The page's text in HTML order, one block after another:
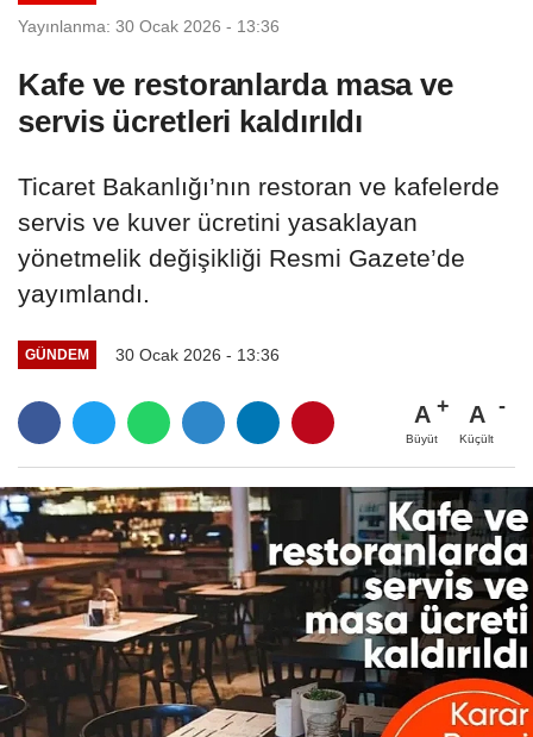
Yayınlanma: 30 Ocak 2026 - 13:36
Kafe ve restoranlarda masa ve
servis ücretleri kaldırıldı
Ticaret Bakanlığı’nın restoran ve kafelerde
servis ve kuver ücretini yasaklayan
yönetmelik değişikliği Resmi Gazete’de
yayımlandı.
GÜNDEM 30 Ocak 2026 - 13:36
A
Büyüt
A
Küçült